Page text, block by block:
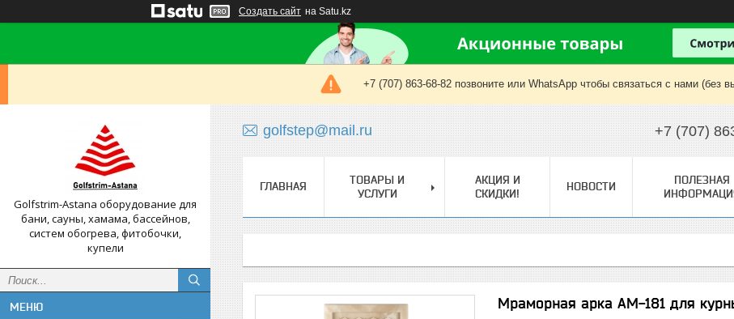
Создать сайт на Satu.kz
+7 (707) 863-68-82 позвоните или WhatsApp чтобы связаться с нами (без
Golfstrim-Astana оборудование для
бани, сауны, хамама, бассейнов,
систем обогрева, фитобочки,
купели
golfstep@mail.ru +7 (707)
ГЛАВНАЯ
ТОВАРЫ И
УСЛУГИ
АКЦИЯ И
СКИДКИ!
НОВОСТИ
ПОЛЕЗНАЯ
Мраморная арка АМ-181 для